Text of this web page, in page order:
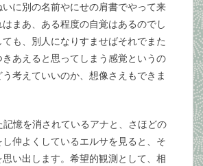
に別の名前やにせの肩書でやって来
まあ、ある程度の自覚はあるのでし
ても、別人になりすませばそれでまた
あえると思ってしまう感覚というの
考えていいのか、想像さえもできま
記憶を消されているアナと、さほどの
仲よくしているエルサを見ると、そ
い出します。希望的観測として、相